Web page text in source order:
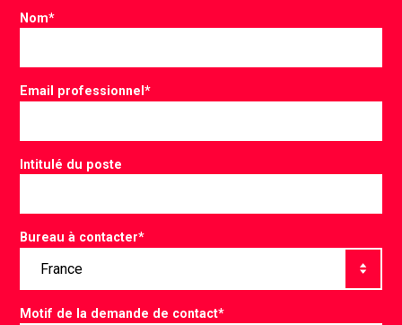
Nom*
Email professionnel*
Intitulé du poste
Bureau à contacter*
Motif de la demande de contact*